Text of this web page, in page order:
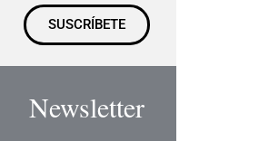
SUSCRÍBETE
Newsletter